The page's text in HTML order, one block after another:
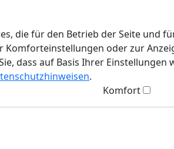
die für den Betrieb der Seite und
oder zur
dass auf Basis Ihrer
.
Komfort